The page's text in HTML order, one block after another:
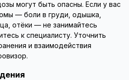
могут быть опасны. Если у вас
— боли в груди, одышка,
отёки — не занимайтесь
к специалисту. Уточнить
и взаимодействия